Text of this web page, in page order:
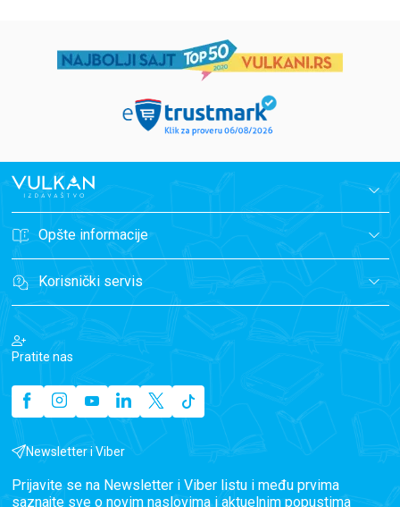
Opšte informacije
Korisnički servis
Pratite nas
Newsletter i Viber
Prijavite se na Newsletter i Viber listu i među prvima
saznajte sve o novim naslovima i aktuelnim popustima